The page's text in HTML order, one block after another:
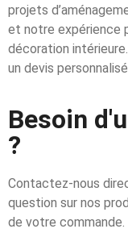
projets
et notre expérience
décoration
un devis personnalisé
Besoin
?
Contactez-nous
question sur nos
de votre